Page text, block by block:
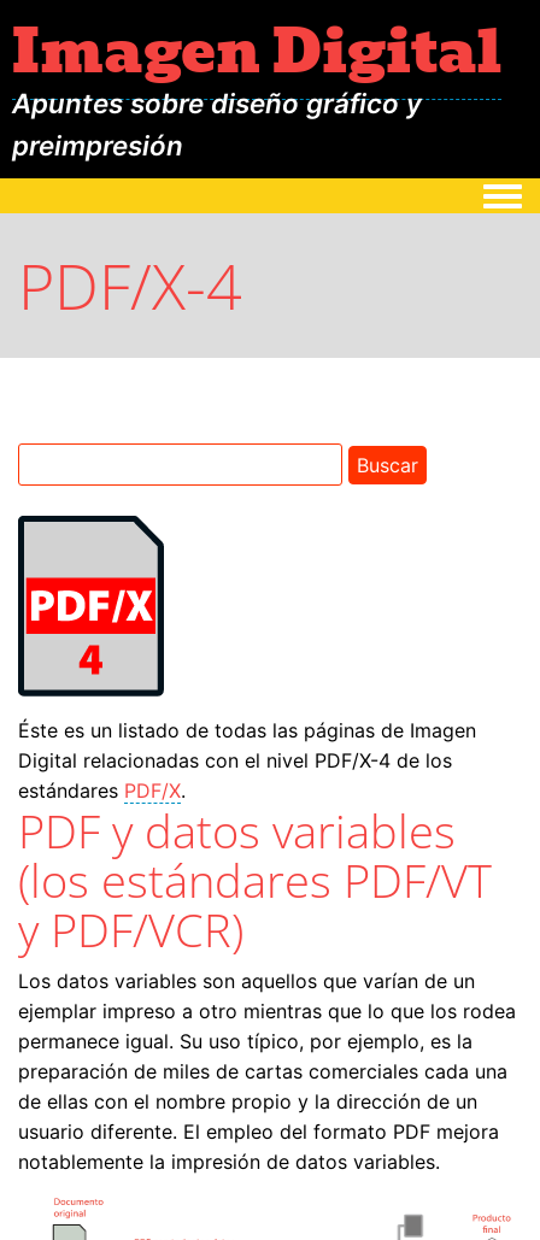
Imagen Digital
Apuntes sobre diseño gráfico y
preimpresión
PDF/X-4
Éste es un listado de todas las páginas de Imagen
Digital relacionadas con el nivel PDF/X-4 de los
estándares PDF/X.
PDF y datos variables
(los estándares PDF/VT
y PDF/VCR)
Los datos variables son aquellos que varían de un
ejemplar impreso a otro mientras que lo que los rodea
permanece igual. Su uso típico, por ejemplo, es la
preparación de miles de cartas comerciales cada una
de ellas con el nombre propio y la dirección de un
usuario diferente. El empleo del formato PDF mejora
notablemente la impresión de datos variables.